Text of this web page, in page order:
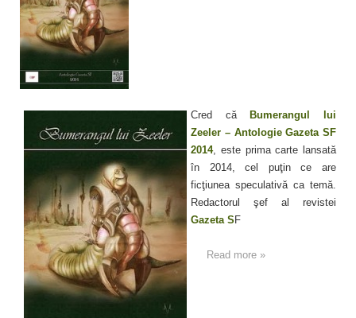
Cred căBumerangul lui
Zeeler – Antologie Gazeta SF
2014, este prima carte lansată
în 2014, cel puţin ce are
ficţiunea speculativă ca temă.
Redactorul şef al revistei
Gazeta SF
Read more »